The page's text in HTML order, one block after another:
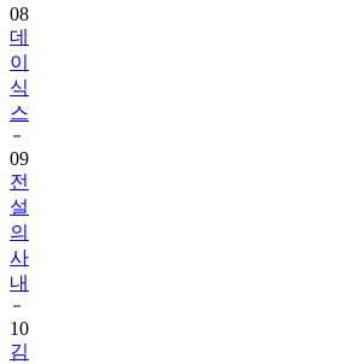
08
데
이
식
스
09
전
설
의
사
내
10
김